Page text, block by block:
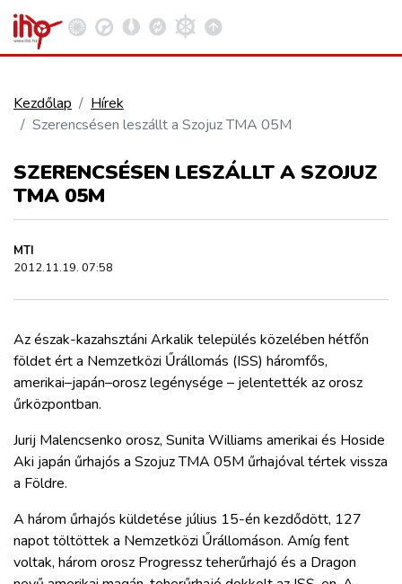
VASÚT
KÖZÚT
REPÜLÉS
KÖZLEKEDÉSFEJLESZTÉS
ELLÁTÁSI LÁNC
ZÖLDÚT
HAJÓZÁS
BLOG
ARCHÍVUM
Kosár megtekintése
Kezdőlap
Hírek
Szerencsésen leszállt a Szojuz TMA 05M
SZERENCSÉSEN LESZÁLLT A SZOJUZ
TMA 05M
MTI
2012.11.19. 07:58
Az észak-kazahsztáni Arkalik település közelében hétfőn
földet ért a Nemzetközi Űrállomás (ISS) háromfős,
amerikai–japán–orosz legénysége – jelentették az orosz
űrközpontban.
Jurij Malencsenko orosz, Sunita Williams amerikai és Hoside
Aki japán űrhajós a Szojuz TMA 05M űrhajóval tértek vissza
a Földre.
A három űrhajós küldetése július 15-én kezdődött, 127
napot töltöttek a Nemzetközi Űrállomáson. Amíg fent
voltak, három orosz Progressz teherűrhajó és a Dragon